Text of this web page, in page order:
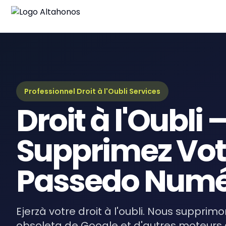
Professionnel Droit à l'Oubli Services
Droit à l'Oubli
Supprimez
Passedo
Ejerzà votre droit à l'oubli. Nous